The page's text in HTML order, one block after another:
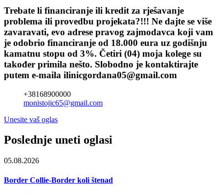
Trebate li financiranje ili kredit za rješavanje
problema ili provedbu projekata?!!! Ne dajte se više
zavaravati, evo adrese pravog zajmodavca koji vam
je odobrio financiranje od 18.000 eura uz godišnju
kamatnu stopu od 3%. Četiri (04) moja kolege su
također primila nešto. Slobodno je kontaktirajte
putem e-maila ilinicgordana05@gmail.com
+38168900000
monistojic65@gmail.com
Unesite vaš oglas
Poslednje uneti oglasi
05.08.2026
Border Collie-Border koli štenad